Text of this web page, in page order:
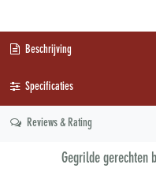
Beschrijving
Specificaties
Reviews & Rating
Gegrilde gerechten